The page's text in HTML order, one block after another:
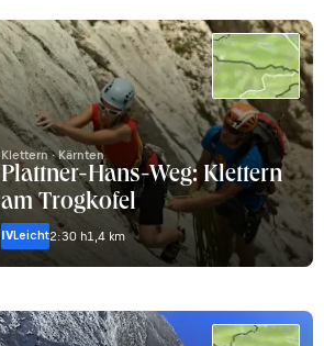
Klettern · Kärnten
Plattner-Hans-Weg: Klettern
am Trogkofel
IVLeicht2:30 h1,4 km